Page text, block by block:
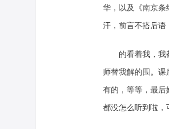
华，以及《南京条
汗，前言不搭后语
的看着我，
师替我解的围。
有的，等等，最
都没怎么听到啦，